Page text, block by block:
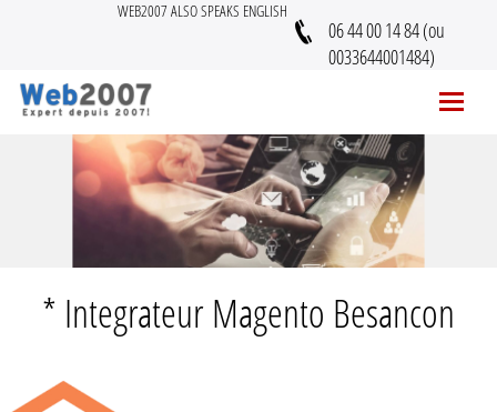
WEB2007 ALSO SPEAKS ENGLISH
06 44 00 14 84 (ou
0033644001484)
* Integrateur Magento Besancon